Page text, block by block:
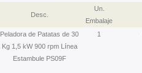
Desc.
Un.
Embalaje
Peladora de Patatas de 30
Kg 1,5 kW 900 rpm Línea
Estambule PS09F
1